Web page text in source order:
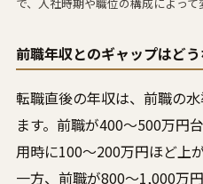
前職年収とのギャップはど
転職直後の年収は、前職の
ます。前職が400〜500万円
用時に100〜200万円ほど上
一方、前職が800〜1,000万